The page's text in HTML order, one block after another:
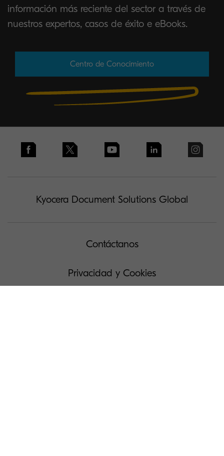
información más reciente del sector a través de
nuestros expertos, casos de éxito e eBooks.
Centro de Conocimiento
Kyocera Document Solutions Global
Contáctanos
Privacidad y Cookies